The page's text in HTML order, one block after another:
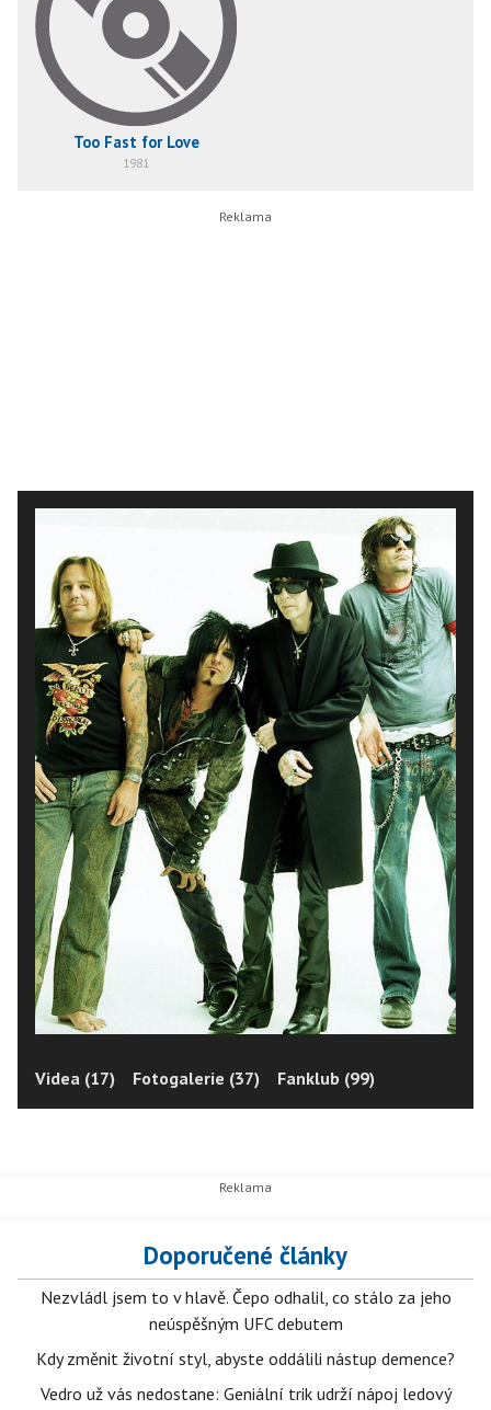
Too Fast for Love
1981
Videa (17) Fotogalerie (37) Fanklub (99)
Doporučené články
Nezvládl jsem to v hlavě. Čepo odhalil, co stálo za jeho
neúspěšným UFC debutem
Kdy změnit životní styl, abyste oddálili nástup demence?
Vedro už vás nedostane: Geniální trik udrží nápoj ledový